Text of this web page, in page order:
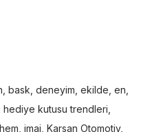
bask deneyim ekilde en
hediye kutusu trendleri
hem imaj Karsan Otomotiv,